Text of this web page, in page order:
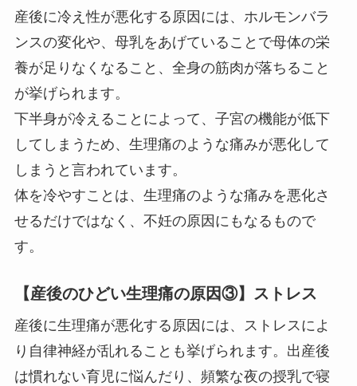
産後に冷え性が悪化する原因には、ホルモンバラ
ンスの変化や、母乳をあげていることで母体の栄
養が足りなくなること、全身の筋肉が落ちること
が挙げられます。
下半身が冷えることによって、子宮の機能が低下
してしまうため、生理痛のような痛みが悪化して
しまうと言われています。
体を冷やすことは、生理痛のような痛みを悪化さ
せるだけではなく、不妊の原因にもなるもので
す。
【産後のひどい生理痛の原因③】ストレス
産後に生理痛が悪化する原因には、ストレスによ
り自律神経が乱れることも挙げられます。出産後
は慣れない育児に悩んだり、頻繁な夜の授乳で寝